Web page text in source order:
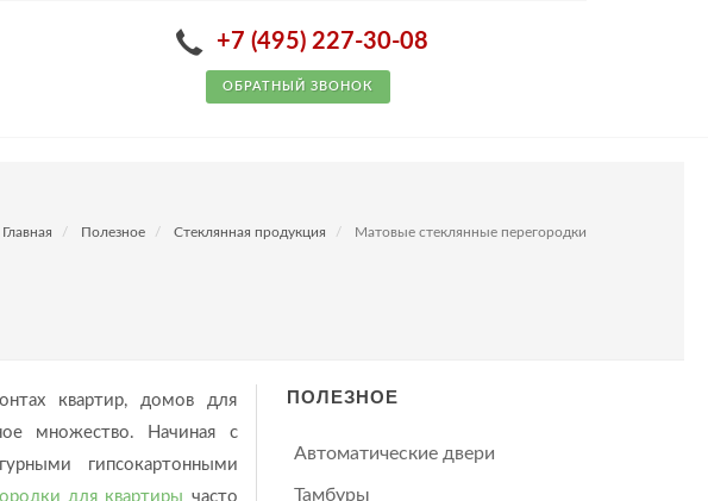
+7 (495) 227-30-08
ОБРАТНЫЙ ЗВОНОК
Главная Полезное Стеклянная продукция Матовые стеклянные перегородки
квартир, домов для
множество. Начиная с
гипсокартонными
для квартиры часто
ПОЛЕЗНОЕ
Автоматические двери
Тамбуры